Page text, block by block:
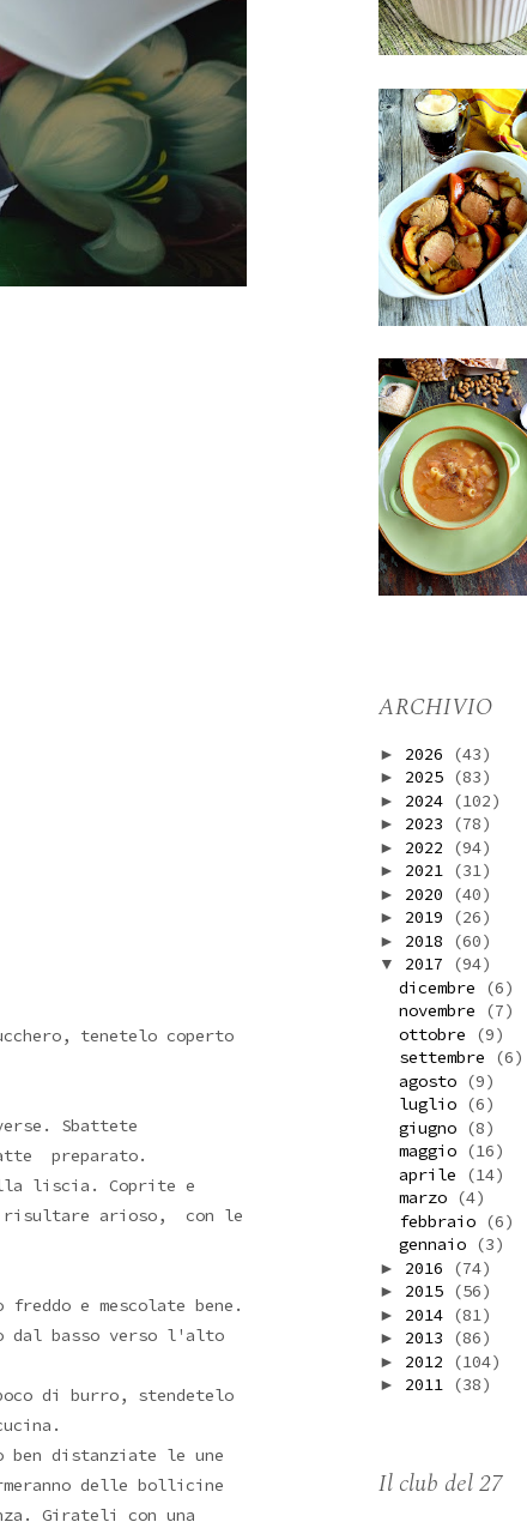
tenetelo coperto
Sbattete
preparato.
liscia. Coprite e
risultare arioso, con le
e mescolate bene.
dal basso verso l'alto
di burro, stendetelo
ben distanziate le une
delle bollicine
Girateli con una
ARCHIVIO
► 2026 (43)
► 2025 (83)
► 2024 (102)
► 2023 (78)
► 2022 (94)
► 2021 (31)
► 2020 (40)
► 2019 (26)
► 2018 (60)
▼ 2017
(94)
dicembre
(6)
novembre
(7)
ottobre
(9)
settembre
(6)
agosto (9)
luglio (6)
giugno (8)
maggio (16)
aprile
(14)
marzo (4)
febbraio (6)
gennaio (3)
► 2016 (74)
► 2015 (56)
► 2014 (81)
► 2013 (86)
► 2012 (104)
► 2011 (38)
Il club del 27